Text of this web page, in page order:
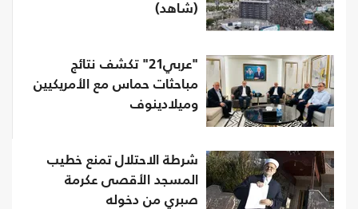
(شاهد)
"عربي21" تكشف نتائج
مباحثات حماس مع الأمريكيين
وميلادينوف
شرطة الاحتلال تمنع خطيب
المسجد الأقصى عكرمة
صبري من دخوله